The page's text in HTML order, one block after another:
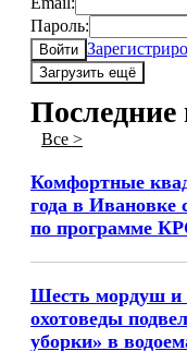
Пароль:
Войти
Загрузить ещё
Последние
Все >
Комфортные
года в Ивановке
по программе
Шесть мордуш и
охотоведы
уборки» в